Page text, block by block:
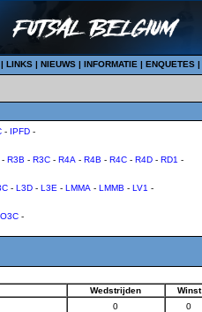
| LINKS | NIEUWS | INFORMATIE | ENQUETES |
- IPFD -
- R3B - R3C - R4A - R4B - R4C - R4D - RD1 -
- L3D - L3E - LMMA - LMMB - LV1 -
O3C -
Wedstrijden Winst
0 0